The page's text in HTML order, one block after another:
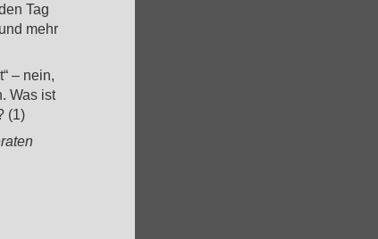
Tag
mehr
– nein,
Was ist
(1)